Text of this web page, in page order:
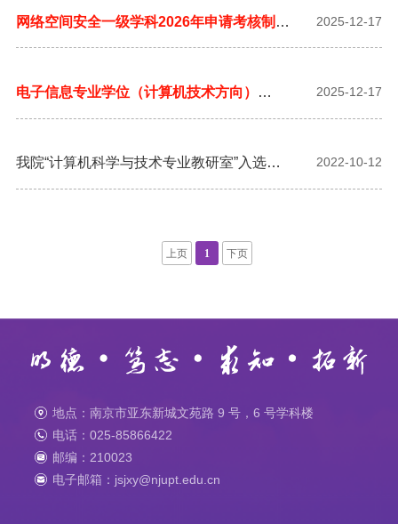
网络空间安全一级学科2026年申请考核制博
士研究生招生实施细则
2025-12-17
电子信息专业学位（计算机技术方向）
2026年申请考核制博士研究生招生实施细则
2025-12-17
我院“计算机科学与技术专业教研室”入选首
批省级优秀基层教学组织
2022-10-12
上页 1 下页
地点：南京市亚东新城文苑路 9 号，6 号学科楼
电话：025-85866422
邮编：210023
电子邮箱：jsjxy@njupt.edu.cn